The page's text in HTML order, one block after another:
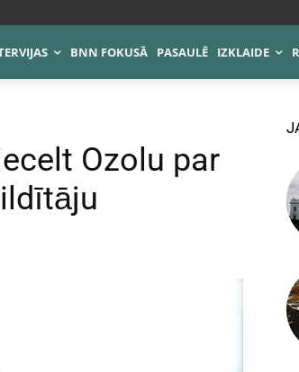
BNN FOKUSĀ PASAULĒ IZKLAIDE
Ozolu par